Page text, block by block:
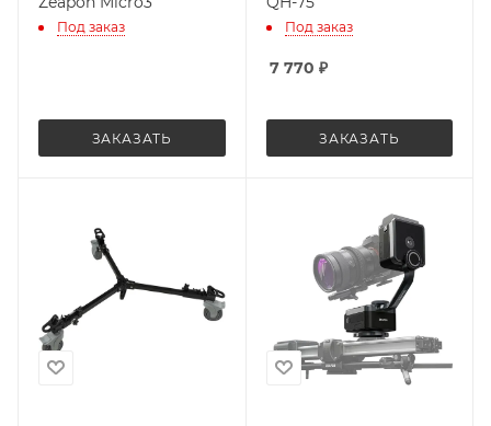
Под заказ
ЗАКАЗАТЬ
Под заказ
7 770 ₽
ЗАКАЗАТЬ